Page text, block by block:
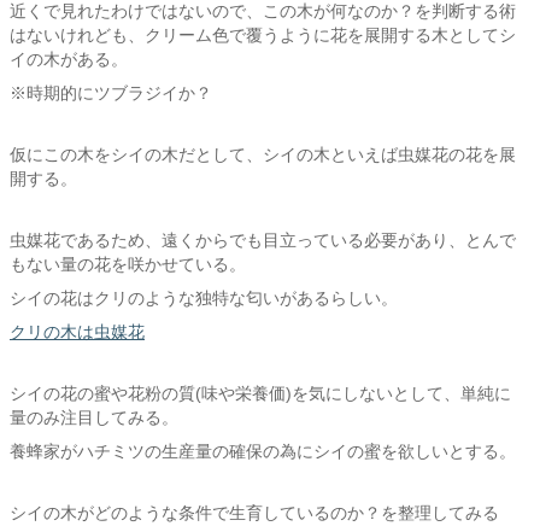
近くで見れたわけではないので、この木が何なのか？を判断する術
はないけれども、クリーム色で覆うように花を展開する木としてシ
イの木がある。
※時期的にツブラジイか？
仮にこの木をシイの木だとして、シイの木といえば虫媒花の花を展
開する。
虫媒花であるため、遠くからでも目立っている必要があり、とんで
もない量の花を咲かせている。
シイの花はクリのような独特な匂いがあるらしい。
クリの木は虫媒花
シイの花の蜜や花粉の質(味や栄養価)を気にしないとして、単純に
量のみ注目してみる。
養蜂家がハチミツの生産量の確保の為にシイの蜜を欲しいとする。
シイの木がどのような条件で生育しているのか？を整理してみる